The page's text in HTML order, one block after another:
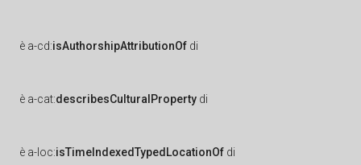
è a-cd:isAuthorshipAttributionOf di
è a-cat:describesCulturalProperty di
è a-loc:isTimeIndexedTypedLocationOf di